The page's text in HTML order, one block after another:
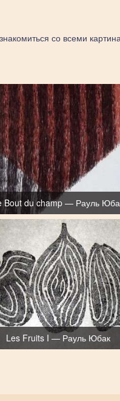
со всеми
Bout du champ — Рауль
Les Fruits I — Рауль Юбак